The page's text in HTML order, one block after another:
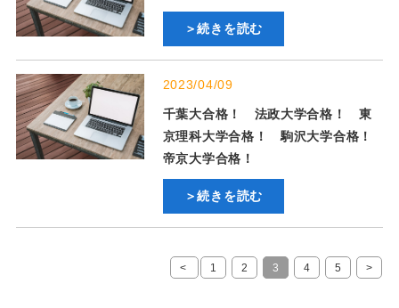
＞続きを読む
2023/04/09
千葉大合格！ 法政大学合格！ 東
京理科大学合格！ 駒沢大学合格！
帝京大学合格！
＞続きを読む
< 1 2 3 4 5 >